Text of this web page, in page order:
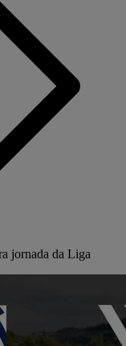
jornada da Liga